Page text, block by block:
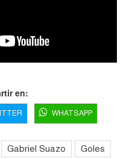
en:
WHATSAPP
Gabriel Suazo Goles